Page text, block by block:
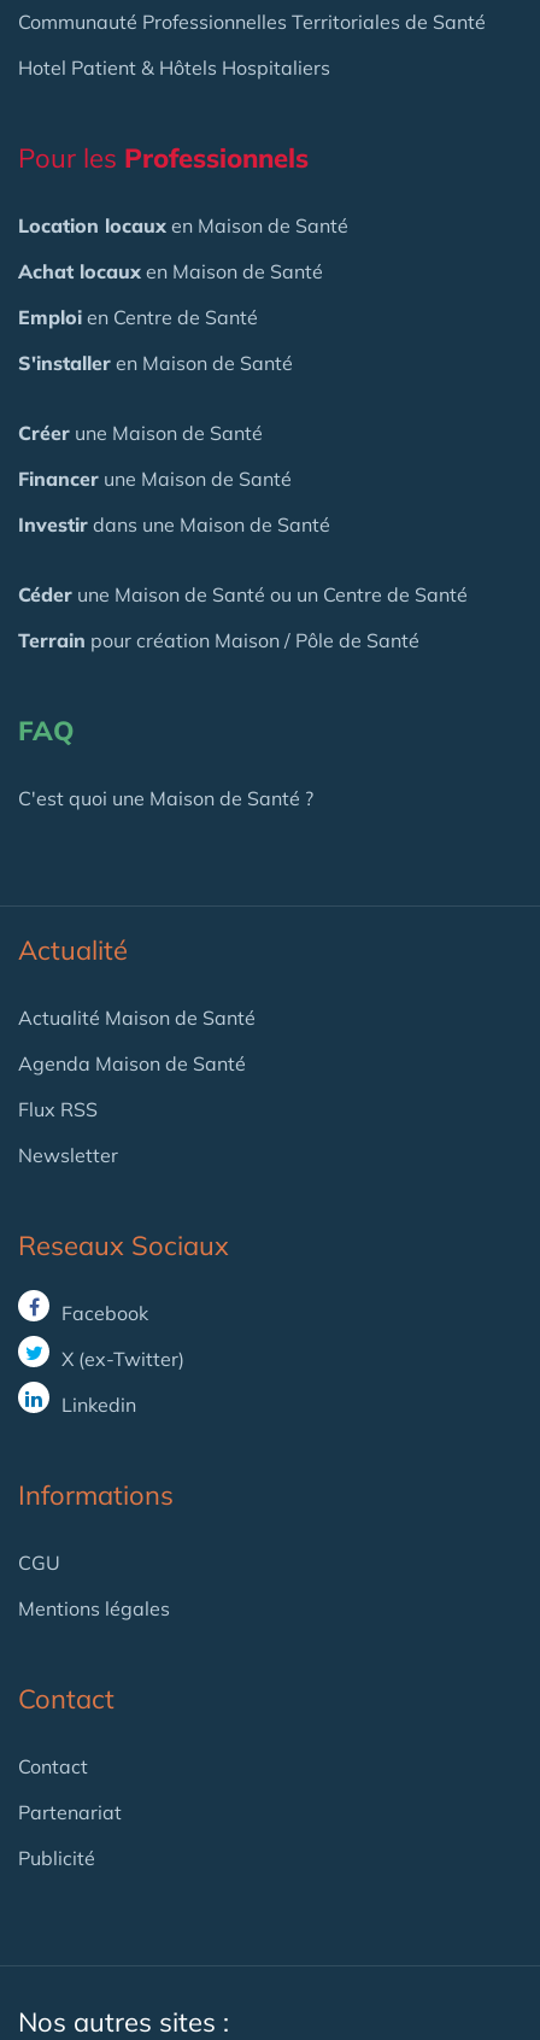
Communauté Professionnelles Territoriales de Santé
Hotel Patient & Hôtels Hospitaliers
Pour les Professionnels
Location locaux en Maison de Santé
Achat locaux en Maison de Santé
Emploi en Centre de Santé
S'installer en Maison de Santé
Créer une Maison de Santé
Financer une Maison de Santé
Investir dans une Maison de Santé
Céder une Maison de Santé ou un Centre de Santé
Terrain pour création Maison / Pôle de Santé
FAQ
C'est quoi une Maison de Santé ?
Actualité
Actualité Maison de Santé
Agenda Maison de Santé
Flux RSS
Newsletter
Reseaux Sociaux
Facebook
X (ex-Twitter)
Linkedin
Informations
CGU
Mentions légales
Contact
Contact
Partenariat
Publicité
Nos autres sites :